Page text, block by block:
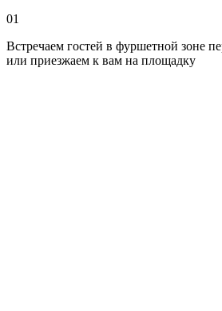
01
Встречаем гостей в фуршетной зоне
или приезжаем к вам на площадку